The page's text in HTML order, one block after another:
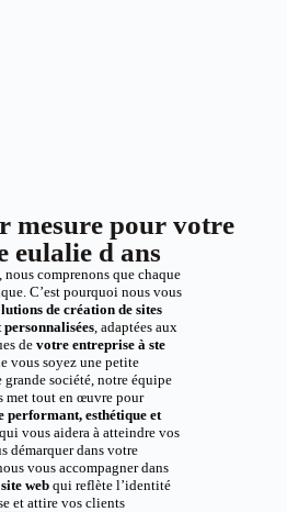
mesure pour votre
eulalie d ans
comprenons que chaque
C’est pourquoi nous vous
de création de sites
, adaptées aux
devotre entreprise à ste
vous soyez une petite
grande société, notre équipe
met tout en œuvre pour
performant, esthétique et
vous aidera à atteindre vos
démarquer dans votre
vous accompagner dans
webqui reflète l’identité
et attire vos clients